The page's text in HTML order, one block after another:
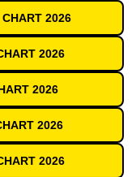
2026
2026
2026
2026
2026